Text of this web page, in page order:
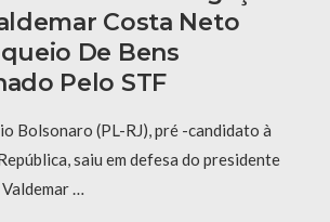
Costa Neto
De Bens
Pelo STF
Bolsonaro (PL-RJ), pré -candidato à
saiu em defesa do presidente
…